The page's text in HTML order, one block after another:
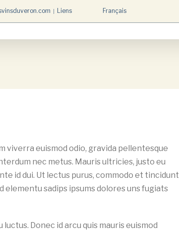
Liens Français
viverra euismod odio, gravida pellentesque
nec metus. Mauris ultricies, justo eu
id dui. Ut lectus purus, commodo et tincidunt
elementu sadips ipsums dolores uns fugiats
Donec id arcu quis mauris euismod